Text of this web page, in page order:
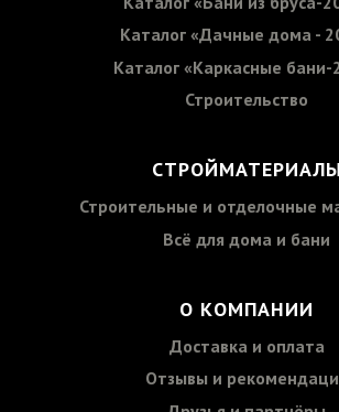
Каталог «Дачные дома -
Каталог «Каркасные бани-
Строительство
СТРОЙМАТЕРИАЛЫ
Строительные и отделочные
Всё для дома и бани
О КОМПАНИИ
Доставка и оплата
Отзывы и